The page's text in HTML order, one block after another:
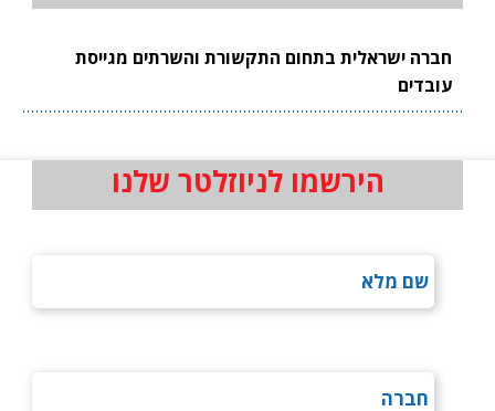
חברה ישראלית בתחום התקשורת והשרתים מגייסת
עובדים
הירשמו לניוזלטר שלנו